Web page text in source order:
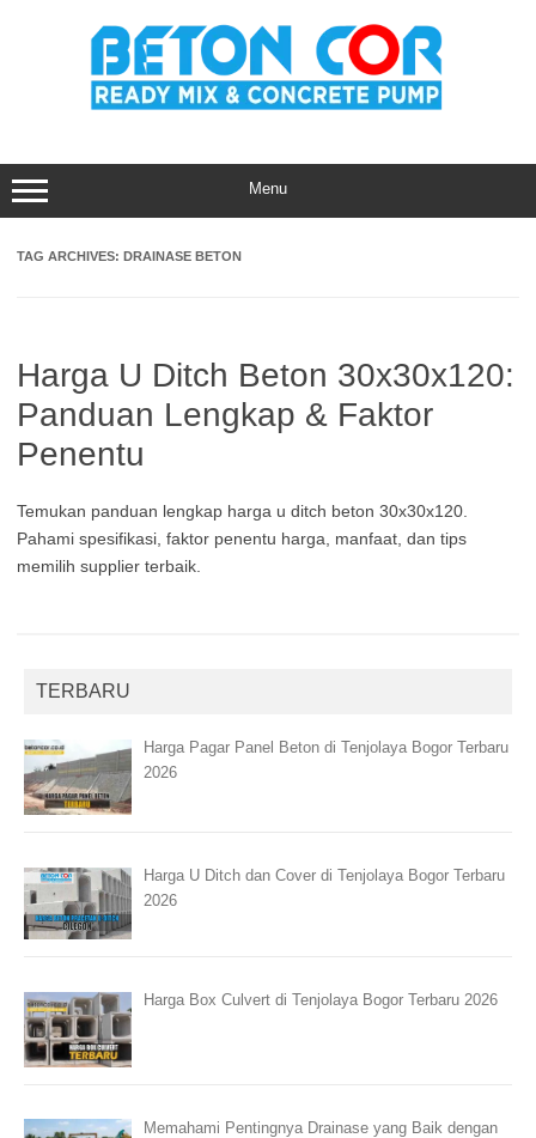
Menu
TAG ARCHIVES: DRAINASE BETON
Harga U Ditch Beton 30x30x120:
Panduan Lengkap & Faktor
Penentu
Temukan panduan lengkap harga u ditch beton 30x30x120.
Pahami spesifikasi, faktor penentu harga, manfaat, dan tips
memilih supplier terbaik.
TERBARU
Harga Pagar Panel Beton di Tenjolaya Bogor Terbaru
2026
Harga U Ditch dan Cover di Tenjolaya Bogor Terbaru
2026
Harga Box Culvert di Tenjolaya Bogor Terbaru 2026
Memahami Pentingnya Drainase yang Baik dengan